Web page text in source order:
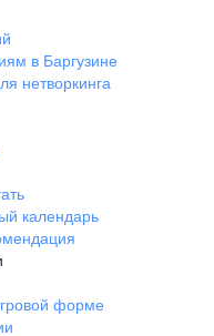
в Баргузине
нетворкинга
календарь
форме